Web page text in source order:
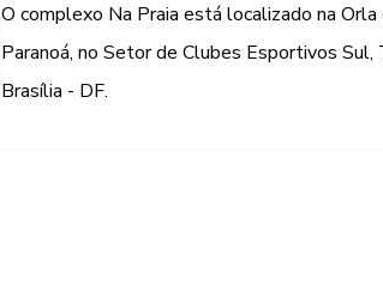
O complexo Na Praia está localizado na Orla
Paranoá, no Setor de Clubes Esportivos Sul,
Brasília - DF.